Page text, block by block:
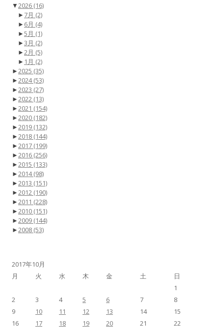
▼2026 (16)
► 7月 (2)
► 6月 (4)
►5月 (1)
►3月 (2)
►2月 (5)
► 1月 (2)
►2025 (35)
►2024(53)
►2023 (27)
►2022 (13)
►2021 (154)
►2020 (182)
►2019 (132)
►2018 (144)
►2017 (199)
►2016 (256)
►2015 (133)
►2014(98)
►2013 (151)
►2012 (190)
►2011 (228)
►2010 (151)
►2009 (144)
►2008 (53)
2017年10月
月
火 水 木 金 土
日
1
2
3 4 5 6 7
8
9
10 11 12 13 14
15
16
17 18 19 20 21
22